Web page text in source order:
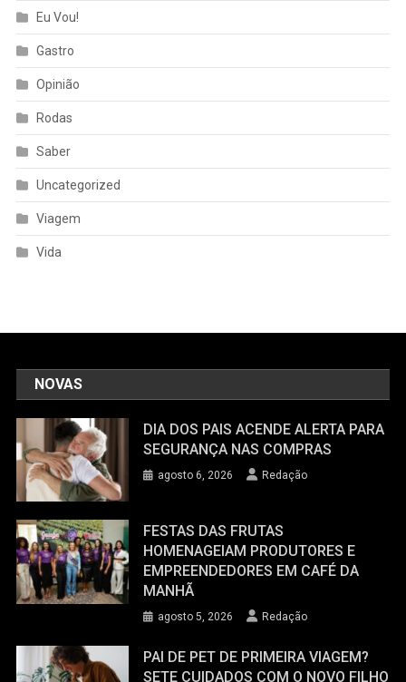
Eu Vou!
Gastro
Opinião
Rodas
Saber
Uncategorized
Viagem
Vida
NOVAS
DIA DOS PAIS ACENDE ALERTA PARA
SEGURANÇA NAS COMPRAS
agosto 6, 2026 Redação
FESTAS DAS FRUTAS
HOMENAGEIAM PRODUTORES E
EMPREENDEDORES EM CAFÉ DA
MANHÃ
agosto 5, 2026 Redação
PAI DE PET DE PRIMEIRA VIAGEM?
SETE CUIDADOS COM O NOVO FILHO